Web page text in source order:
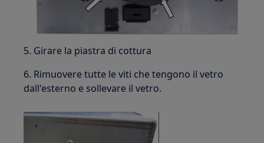
5. Girare la piastra di cottura
6. Rimuovere tutte le viti che tengono il vetro
dall'esterno e sollevare il vetro.